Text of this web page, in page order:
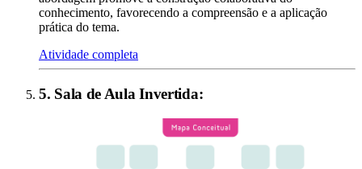
conhecimento, favorecendo a compreensão e a aplicação
prática do tema.
Atividade completa
5. Sala de Aula Invertida: